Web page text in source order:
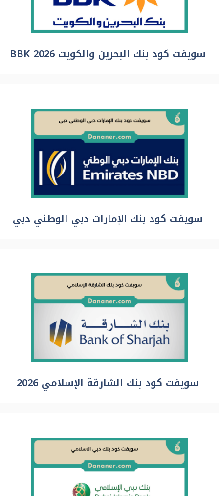
سويفت كود بنك البحرين والكويت BBK 2026
سويفت كود بنك الإمارات دبي الوطني دبي
سويفت كود بنك الشارقة الإسلامي 2026